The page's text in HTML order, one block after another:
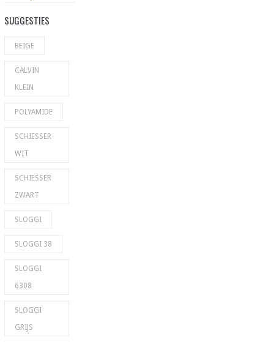
SUGGESTIES
BEIGE
CALVIN
KLEIN
POLYAMIDE
SCHIESSER
WIT
SCHIESSER
ZWART
SLOGGI
SLOGGI 38
SLOGGI
6308
SLOGGI
GRIJS